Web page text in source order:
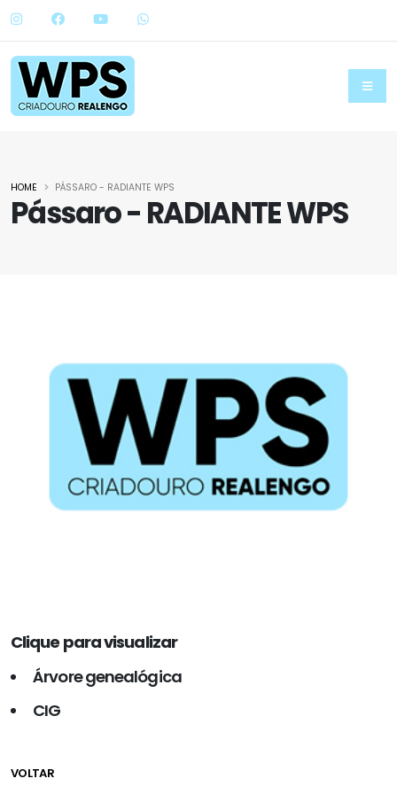
Pássaro - RADIANTE WPS
HOME PÁSSARO - RADIANTE WPS
Clique para visualizar
Árvore genealógica
CIG
VOLTAR